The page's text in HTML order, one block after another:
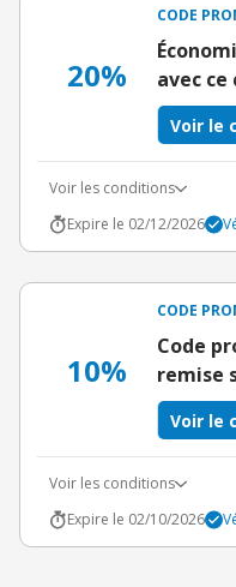
20%
CODE
avec
Voir le
Voir les conditions
Expire le 02/12/2026
10%
CODE
Code
remise
Voir le
Voir les conditions
Expire le 02/10/2026